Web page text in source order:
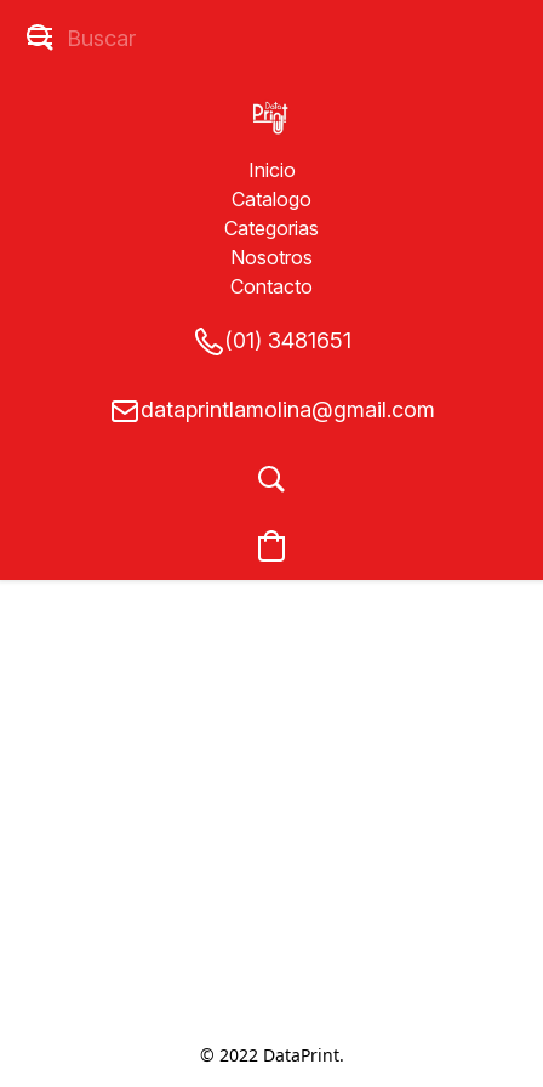
Inicio
Catalogo
Categorias
Nosotros
Contacto
(01) 3481651
dataprintlamolina@gmail.com
© 2022 DataPrint.